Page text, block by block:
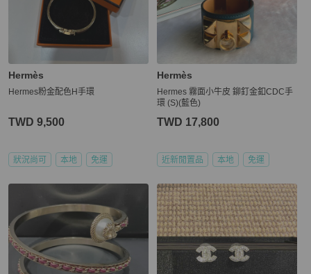
Hermès
Hermes粉金配色H手環
TWD 9,500
狀況尚可 本地 免運
Hermès
Hermes 霧面小牛皮 鉚釘金釦CDC手
環 (S)(藍色)
TWD 17,800
近新閒置品 本地 免運